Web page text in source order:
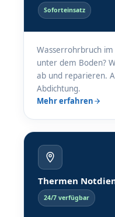
Soforteinsatz
Wasserrohrbruch
unter dem Boden?
ab und reparieren.
Abdichtung.
Mehr erfahren
Thermen
24/7 verfügbar